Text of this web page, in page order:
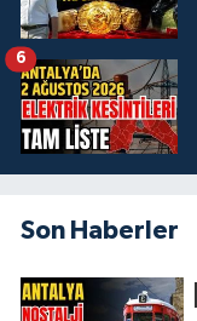
6
Son Haberler